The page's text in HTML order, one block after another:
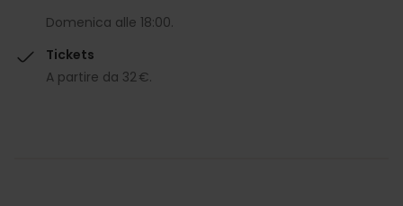
Domenica alle 18:00.
Tickets
A partire da 32 €.